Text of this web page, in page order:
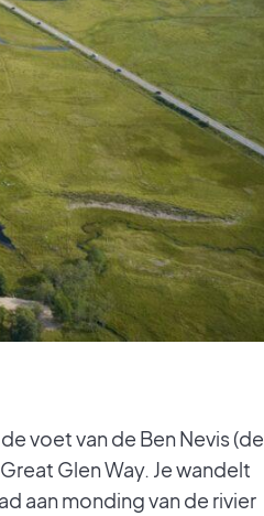
voet van de Ben Nevis (de
Glen Way. Je wandelt
aan monding van de rivier